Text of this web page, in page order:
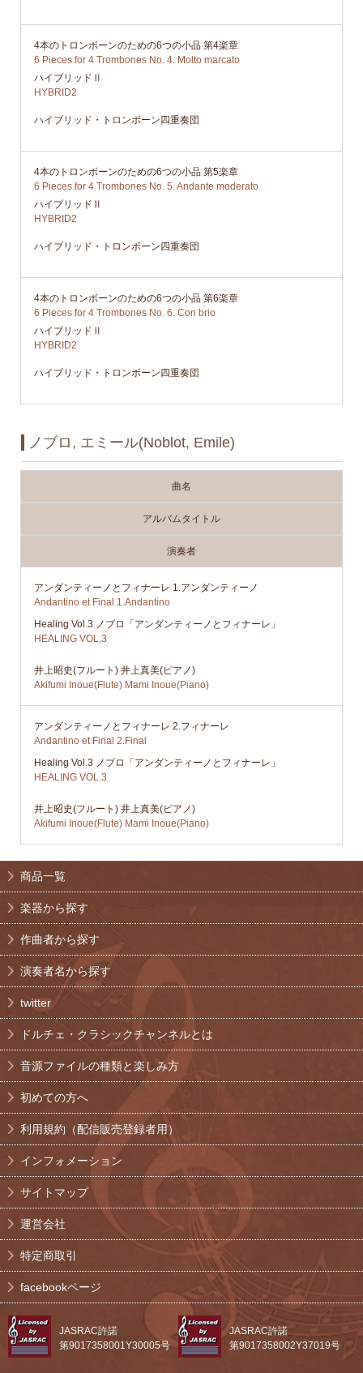
4本のトロンボーンのための6つの小品 第4楽章
6 Pieces for 4 Trombones No. 4. Molto marcato
ハイブリッドⅡ
HYBRID2
ハイブリッド・トロンボーン四重奏団
4本のトロンボーンのための6つの小品 第5楽章
6 Pieces for 4 Trombones No. 5. Andante moderato
ハイブリッドⅡ
HYBRID2
ハイブリッド・トロンボーン四重奏団
4本のトロンボーンのための6つの小品 第6楽章
6 Pieces for 4 Trombones No. 6. Con brio
ハイブリッドⅡ
HYBRID2
ハイブリッド・トロンボーン四重奏団
ノブロ, エミール(Noblot, Emile)
曲名
アルバムタイトル
演奏者
アンダンティーノとフィナーレ 1.アンダンティーノ
Andantino et Final 1.Andantino
Healing Vol.3 ノブロ「アンダンティーノとフィナーレ」
HEALING VOL.3
井上昭史(フルート) 井上真美(ピアノ)
Akifumi Inoue(Flute) Mami Inoue(Piano)
アンダンティーノとフィナーレ 2.フィナーレ
Andantino et Final 2.Final
Healing Vol.3 ノブロ「アンダンティーノとフィナーレ」
HEALING VOL.3
井上昭史(フルート) 井上真美(ピアノ)
Akifumi Inoue(Flute) Mami Inoue(Piano)
商品一覧
楽器から探す
作曲者から探す
演奏者名から探す
twitter
ドルチェ・クラシックチャンネルとは
音源ファイルの種類と楽しみ方
初めての方へ
利用規約（配信販売登録者用）
インフォメーション
サイトマップ
運営会社
特定商取引
facebookページ
JASRAC許諾
第9017358001Y30005号
JASRAC許諾
第9017358002Y37019号